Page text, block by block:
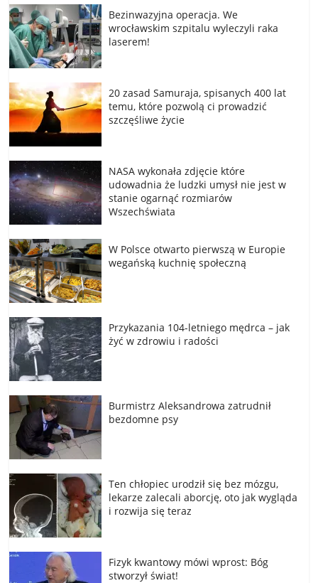
Bezinwazyjna operacja. We
wrocławskim szpitalu wyleczyli raka
laserem!
20 zasad Samuraja, spisanych 400 lat
temu, które pozwolą ci prowadzić
szczęśliwe życie
NASA wykonała zdjęcie które
udowadnia że ludzki umysł nie jest w
stanie ogarnąć rozmiarów
Wszechświata
W Polsce otwarto pierwszą w Europie
wegańską kuchnię społeczną
Przykazania 104-letniego mędrca – jak
żyć w zdrowiu i radości
Burmistrz Aleksandrowa zatrudnił
bezdomne psy
Ten chłopiec urodził się bez mózgu,
lekarze zalecali aborcję, oto jak wygląda
i rozwija się teraz
Fizyk kwantowy mówi wprost: Bóg
stworzył świat!